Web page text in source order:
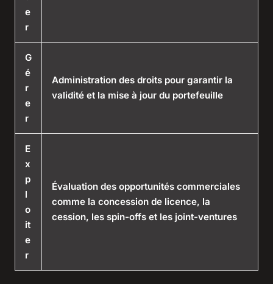
e
r
G
é
r
e
r
Administration des droits pour garantir la
validité et la mise à jour du portefeuille
E
x
p
l
o
it
e
r
Évaluation des opportunités commerciales
comme la concession de licence, la
cession, les spin-offs et les joint-ventures